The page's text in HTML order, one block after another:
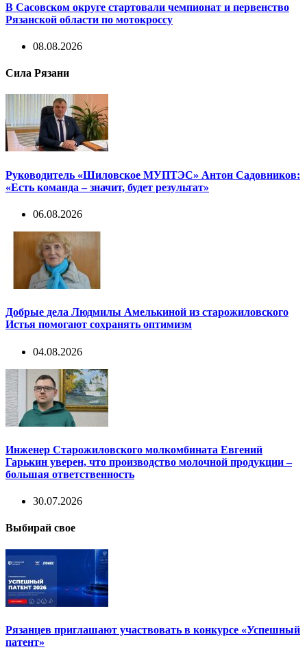
В Сасовском округе стартовали чемпионат и первенство
Рязанской области по мотокроссу
08.08.2026
Сила Рязани
Руководитель «Шиловское МУПТЭС» Антон Садовников:
«Есть команда – значит, будет результат»
06.08.2026
Добрые дела Людмилы Амелькиной из старожиловского
Истья помогают сохранять оптимизм
04.08.2026
Инженер Старожиловского молкомбината Евгений
Гарькин уверен, что производство молочной продукции –
большая ответственность
30.07.2026
Выбирай свое
Рязанцев приглашают участвовать в конкурсе «Успешный
патент»